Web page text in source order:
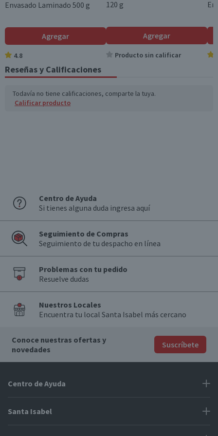
(g)
Fibra (g) 1,4
*Ingesta de referencia de un adulto promedio (8400 kj / 2000 kcal)
Envasado Laminado 500 g
Agregar
4.8
120 g
Agregar
Producto sin calificar
Reseñas y Calificaciones
Todavía no tiene calificaciones, comparte la tuya.
Calificar producto
Centro de Ayuda
Si tienes alguna duda ingresa aquí
Seguimiento de Compras
Seguimiento de tu despacho en línea
Problemas con tu pedido
Resuelve dudas
Nuestros Locales
Encuentra tu local Santa Isabel más cercano
Conoce nuestras ofertas y
novedades
Suscríbete
Centro de Ayuda
Problemas con tu pedido
Santa Isabel